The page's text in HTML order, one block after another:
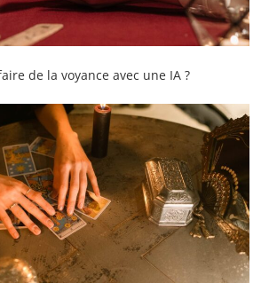
de la voyance avec une IA ?